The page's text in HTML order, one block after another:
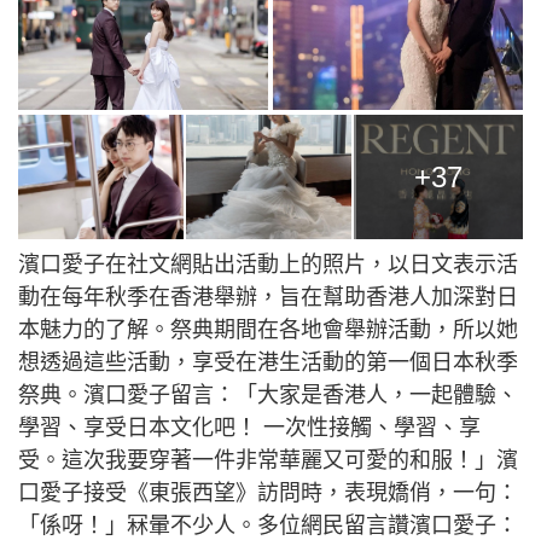
+37
濱口愛子在社文網貼出活動上的照片，以日文表示活
動在每年秋季在香港舉辦，旨在幫助香港人加深對日
本魅力的了解。祭典期間在各地會舉辦活動，所以她
想透過這些活動，享受在港生活動的第一個日本秋季
祭典。濱口愛子留言：「大家是香港人，一起體驗、
學習、享受日本文化吧！ 一次性接觸、學習、享
受。這次我要穿著一件非常華麗又可愛的和服！」濱
口愛子接受《東張西望》訪問時，表現嬌俏，一句：
「係呀！」冧暈不少人。多位網民留言讚濱口愛子：